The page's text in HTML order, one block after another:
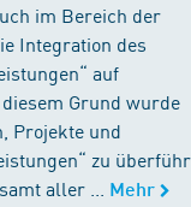
im Bereich der
Integration des
auf
Grund wurde
Projekte und
zu
aller ...
Mehr